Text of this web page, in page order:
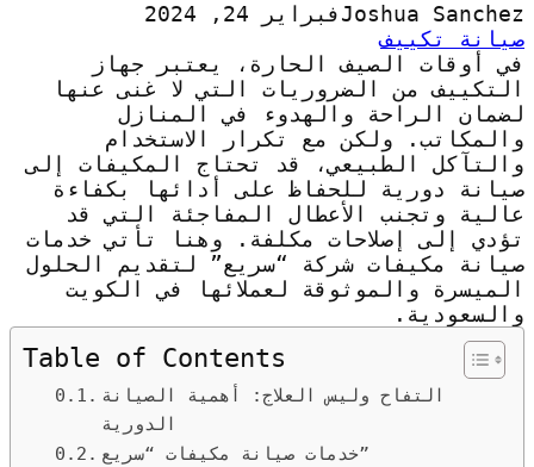
Joshua Sanchezفبراير 24, 2024
صيانة تكييف
في أوقات الصيف الحارة، يعتبر جهاز
التكييف من الضروريات التي لا غنى عنها
لضمان الراحة والهدوء في المنازل
والمكاتب. ولكن مع تكرار الاستخدام
والتآكل الطبيعي، قد تحتاج المكيفات إلى
صيانة دورية للحفاظ على أدائها بكفاءة
عالية وتجنب الأعطال المفاجئة التي قد
تؤدي إلى إصلاحات مكلفة. وهنا تأتي خدمات
صيانة مكيفات شركة “سريع” لتقديم الحلول
الميسرة والموثوقة لعملائها في الكويت
والسعودية.
Table of Contents
التفاح وليس العلاج: أهمية الصيانة
الدورية
خدمات صيانة مكيفات “سريع”